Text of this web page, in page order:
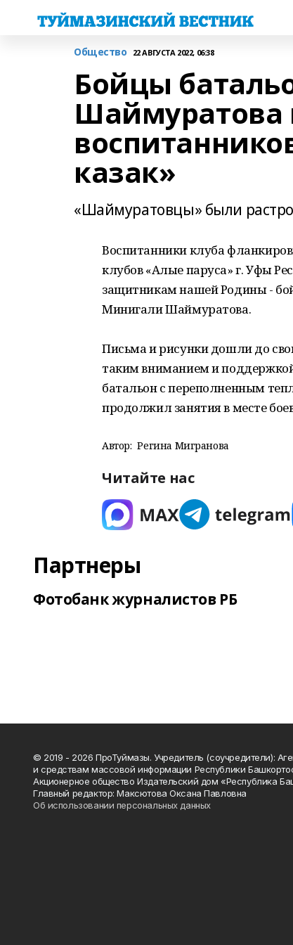
Общество 22 АВГУСТА 2022, 06:38
Бойцы
Шаймуратова
казак»
«Шаймуратовцы» были
Воспитанники клуба
клубов «Алые паруса» г. Уфы
защитникам нашей Родины -
Минигали Шаймуратова.
Письма и рисунки дошли до
таким вниманием и
батальон с переполненным
продолжил занятия в месте
Автор: Регина Мигранова
Читайте нас
Партнеры
Фотобанк журналистов РБ
© 2019 - 2026 ПроТуймазы. Учредитель (соучредители):
и средствам массовой информации Республики
Акционерное общество Издательский дом «Республика
Главный редактор: Максютова Оксана Павловна
Об использовании персональных данных